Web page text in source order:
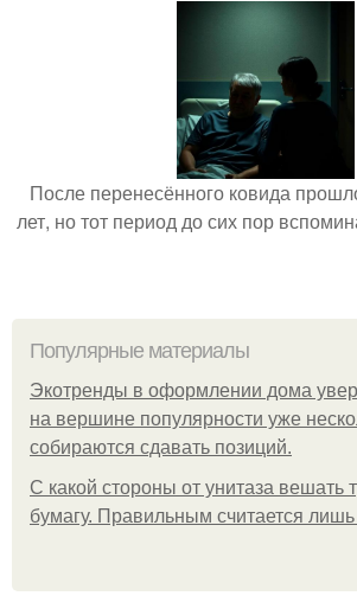
После перенесённого ковида
лет, но тот период до сих пор
Популярные материалы
Экотренды в оформлении дома
на вершине популярности уже
собираются сдавать позиций.
С какой стороны от унитаза вешать
бумагу. Правильным считается